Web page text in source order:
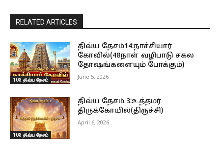
RELATED ARTICLES
108 திவ்ய தேசம்
திவ்ய தேசம்14:நாச்சியார்
கோவில்(48நாள் வழிபாடு சகல
தோஷங்களையும் போக்கும்)
June 5, 2026
108 திவ்ய தேசம்
திவ்ய தேசம் 3:உத்தமர்
திருக்கோயில்(திருச்சி)
April 6, 2026